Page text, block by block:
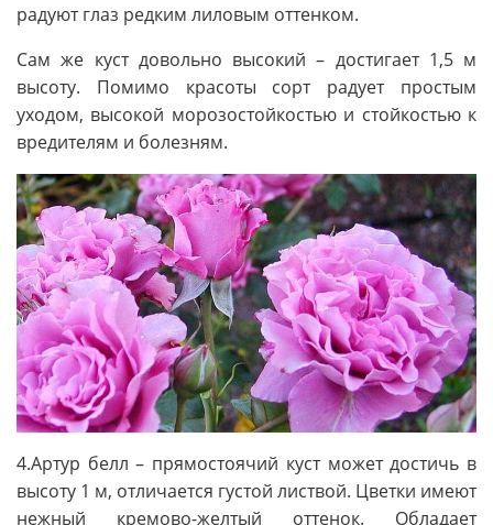
радуют глаз редким лиловым оттенком.
Сам же куст довольно высокий – достигает 1,5 м
высоту. Помимо красоты сорт радует простым
уходом, высокой морозостойкостью и стойкостью к
вредителям и болезням.
4.Артур белл – прямостоячий куст может достичь в
высоту 1 м, отличается густой листвой. Цветки имеют
нежный кремово-желтый оттенок. Обладает